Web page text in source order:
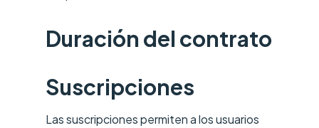
Duración del contrato
Suscripciones
Las suscripciones permiten a los usuarios